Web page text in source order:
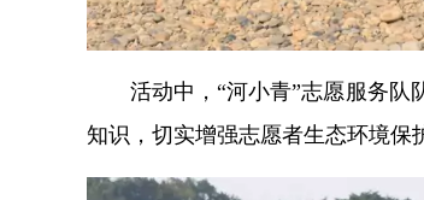
活动中，“河小青”志愿服务队
知识，切实增强志愿者生态环境保